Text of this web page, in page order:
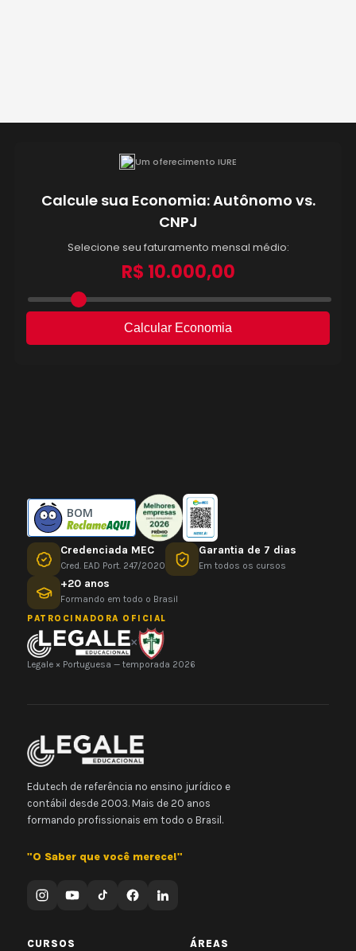
BOM
Credenciada MEC
Cred. EAD Port. 247/2020
Garantia de 7 dias
Em todos os cursos
+20 anos
Formando em todo o Brasil
PATROCINADORA OFICIAL
×
Legale × Portuguesa — temporada 2026
Edutech de referência no ensino jurídico e
contábil desde 2003. Mais de 20 anos
formando profissionais em todo o Brasil.
"O Saber que você merece!"
CURSOS ÁREAS